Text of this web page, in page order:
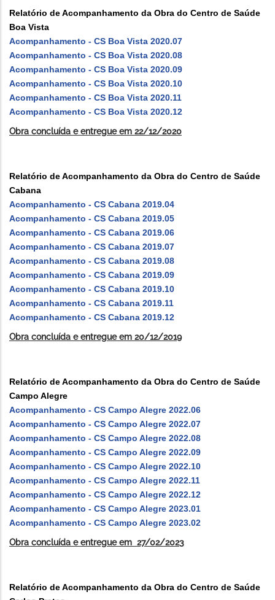
Relatório de Acompanhamento da Obra do Centro de Saúde
Boa Vista
Acompanhamento - CS Boa Vista 2020.07
Acompanhamento - CS Boa Vista 2020.08
Acompanhamento - CS Boa Vista 2020.09
Acompanhamento - CS Boa Vista 2020.10
Acompanhamento - CS Boa Vista 2020.11
Acompanhamento - CS Boa Vista 2020.12
Obra concluída e entregue em 22/12/2020
Relatório de Acompanhamento da Obra do Centro de Saúde
Cabana
Acompanhamento - CS Cabana 2019.04
Acompanhamento - CS Cabana 2019.05
Acompanhamento - CS Cabana 2019.06
Acompanhamento - CS Cabana 2019.07
Acompanhamento - CS Cabana 2019.08
Acompanhamento - CS Cabana 2019.09
Acompanhamento - CS Cabana 2019.10
Acompanhamento - CS Cabana 2019.11
Acompanhamento - CS Cabana 2019.12
Obra concluída e entregue em 20/12/2019
Relatório de Acompanhamento da Obra do Centro de Saúde
Campo Alegre
Acompanhamento - CS Campo Alegre 2022.06
Acompanhamento - CS Campo Alegre 2022.07
Acompanhamento - CS Campo Alegre 2022.08
Acompanhamento - CS Campo Alegre 2022.09
Acompanhamento - CS Campo Alegre 2022.10
Acompanhamento - CS Campo Alegre 2022.11
Acompanhamento - CS Campo Alegre 2022.12
Acompanhamento - CS Campo Alegre 2023.01
Acompanhamento - CS Campo Alegre 2023.02
Obra concluída e entregue em 27/02/2023
Relatório de Acompanhamento da Obra do Centro de Saúde